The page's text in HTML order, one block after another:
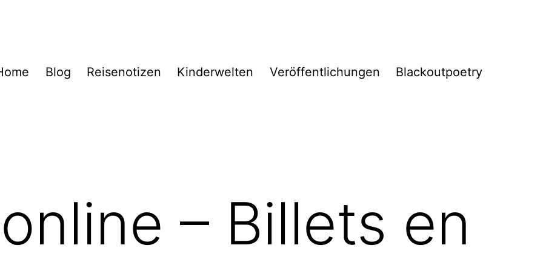
Blog Reisenotizen Kinderwelten Veröffentlichungen Blackoutpoetry
– Billets en